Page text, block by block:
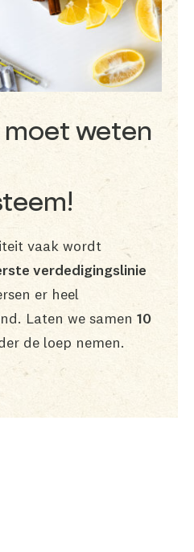
moet weten
vaak wordt
verdedigingslinie
er heel
Laten we samen 10
de loep nemen.